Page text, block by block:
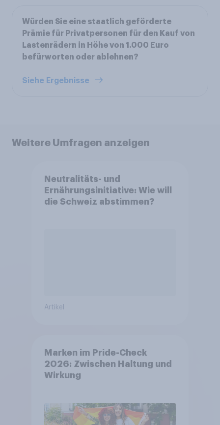
Würden Sie eine staatlich geförderte
Prämie für Privatpersonen für den Kauf von
Lastenrädern in Höhe von 1.000 Euro
befürworten oder ablehnen?
Siehe Ergebnisse
Weitere Umfragen anzeigen
Neutralitäts- und
Ernährungsinitiative: Wie will
die Schweiz abstimmen?
Artikel
Marken im Pride-Check
2026: Zwischen Haltung und
Wirkung